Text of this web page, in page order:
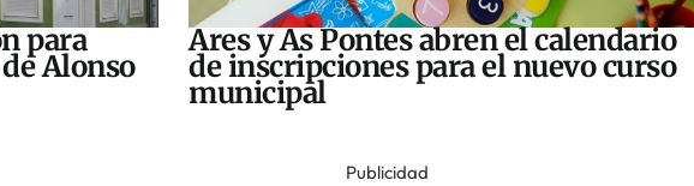
para
Alonso
Ares y As Pontes abren el calendario
de inscripciones para el nuevo curso
municipal
Publicidad